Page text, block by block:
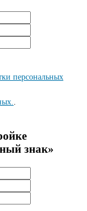
персональных
знак»